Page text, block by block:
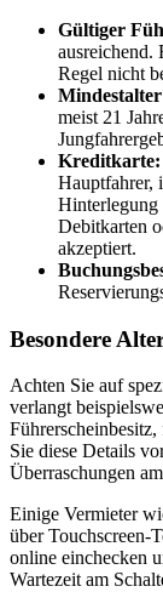
Gültiger
ausreichend.
Regel nicht
meist 21
Kreditkarte:
Hauptfahrer,
Hinterlegung
Debitkarten
akzeptiert.
Besondere
Achten Sie auf
verlangt
Sie diese Details
Überraschungen
Einige Vermieter
über Touchscreen-
online einchecken
Wartezeit am